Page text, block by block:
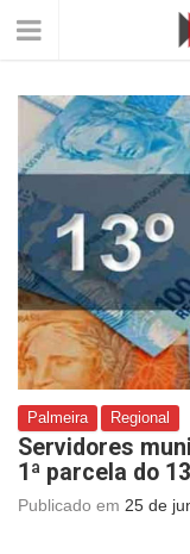
Palmeira Regional
Servidores
1ª parcela do
Publicado em 25 de